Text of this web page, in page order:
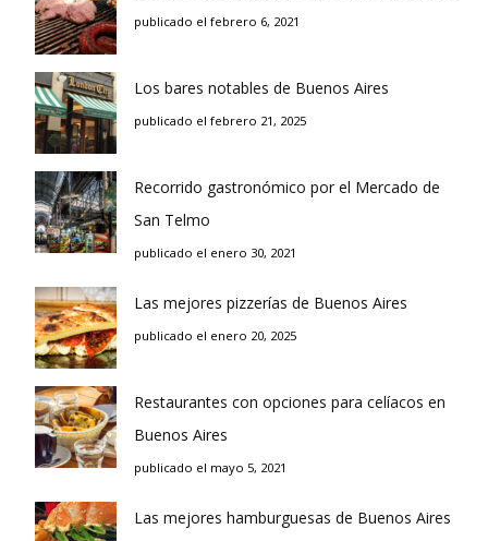
publicado el febrero 6, 2021
Los bares notables de Buenos Aires
publicado el febrero 21, 2025
Recorrido gastronómico por el Mercado de
San Telmo
publicado el enero 30, 2021
Las mejores pizzerías de Buenos Aires
publicado el enero 20, 2025
Restaurantes con opciones para celíacos en
Buenos Aires
publicado el mayo 5, 2021
Las mejores hamburguesas de Buenos Aires